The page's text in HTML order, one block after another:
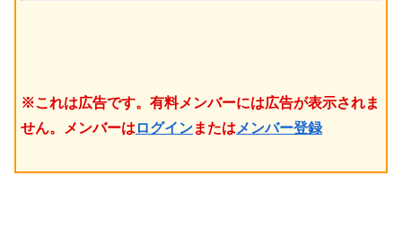
※これは広告です。有料メンバーには広告が表示されま
せん。メンバーは ログインまたは メンバー登録